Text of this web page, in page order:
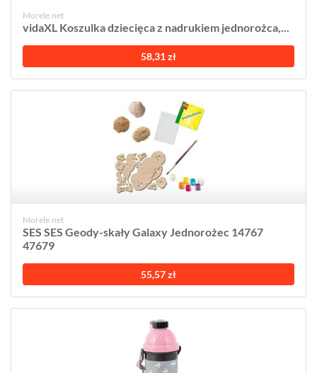
Morele.net
vidaXL Koszulka dziecięca z nadrukiem jednorożca,...
58,31 zł
Morele.net
SES SES Geody-skały Galaxy Jednorożec 14767
47679
55,57 zł